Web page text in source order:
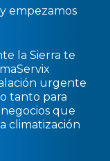
empezamos
la Sierra te
urgente
tanto para
que
climatización